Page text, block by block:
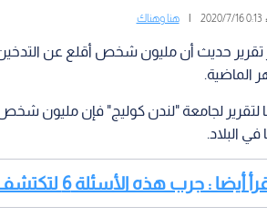
:
0:13 2020/7/16 هنا وهناك
حديث أن مليون شخص أقلع عن
الماضية.
لتقرير لجامعة "لندن كوليج" فإن مليون
في البلاد.
أيضا : جرب هذه الأسئلة 6 لتكتشف إن كنت مصابا بالزهايمر أم لا!